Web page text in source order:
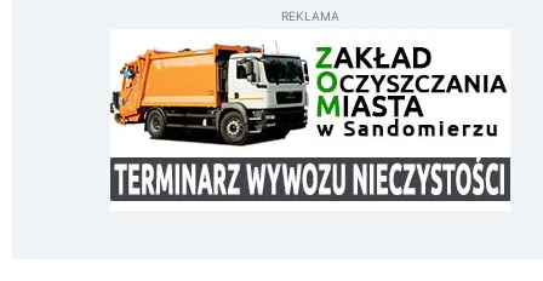
REKLAMA